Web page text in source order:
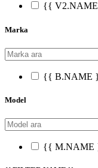
{{
Marka
{{ B.NAME
Model
{{ M.NAME